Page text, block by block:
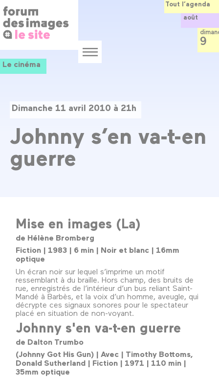
au
contenu
principal
Menu
Le cinéma
Dimanche 11 avril 2010 à 21h
Johnny s’en va-t-en
guerre
Mise en images (La)
de Hélène Bromberg
Fiction | 1983 | 6 min | Noir et blanc | 16mm
optique
Un écran noir sur lequel s’imprime un motif
ressemblant à du braille. Hors champ, des bruits de
rue, enregistrés de l’intérieur d’un bus reliant Saint-
Mandé à Barbès, et la voix d’un homme, aveugle, qui
décrypte ces signaux sonores pour le spectateur
placé en situation de non-voyant.
Johnny s'en va-t-en guerre
de Dalton Trumbo
(Johnny Got His Gun) | Avec | Timothy Bottoms,
Donald Sutherland | Fiction | 1971 | 110 min |
35mm optique
Tout l’agenda
août
9